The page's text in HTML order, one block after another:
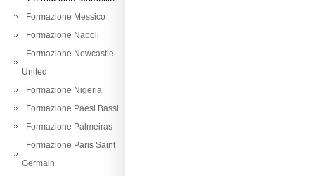
Formazione Messico
Formazione Napoli
Formazione Newcastle
United
Formazione Nigeria
Formazione Paesi Bassi
Formazione Palmeiras
Formazione Paris Saint
Germain